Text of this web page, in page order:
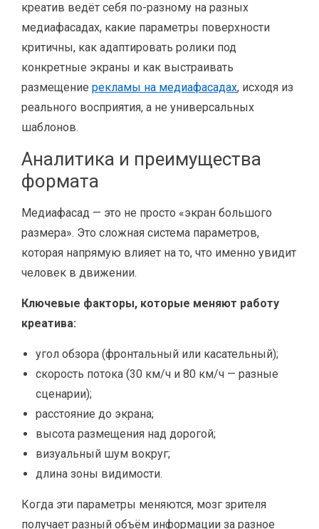
креатив ведёт себя по-разному на разных
медиафасадах, какие параметры поверхности
критичны, как адаптировать ролики под
конкретные экраны и как выстраивать
размещение рекламы на медиафасадах, исходя из
реального восприятия, а не универсальных
шаблонов.
Аналитика и преимущества
формата
Медиафасад — это не просто «экран большого
размера». Это сложная система параметров,
которая напрямую влияет на то, что именно увидит
человек в движении.
Ключевые факторы, которые меняют работу
креатива:
угол обзора (фронтальный или касательный);
скорость потока (30 км/ч и 80 км/ч — разные
сценарии);
расстояние до экрана;
высота размещения над дорогой;
визуальный шум вокруг;
длина зоны видимости.
Когда эти параметры меняются, мозг зрителя
получает разный объём информации за разное